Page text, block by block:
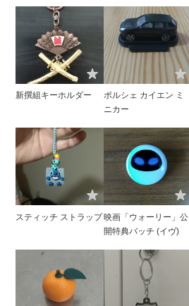
新撰組キーホルダー
ポルシェ カイエン ミ
ニカー
スティッチ ストラップ映画「ウォーリー」公
開特典バッチ (イヴ)